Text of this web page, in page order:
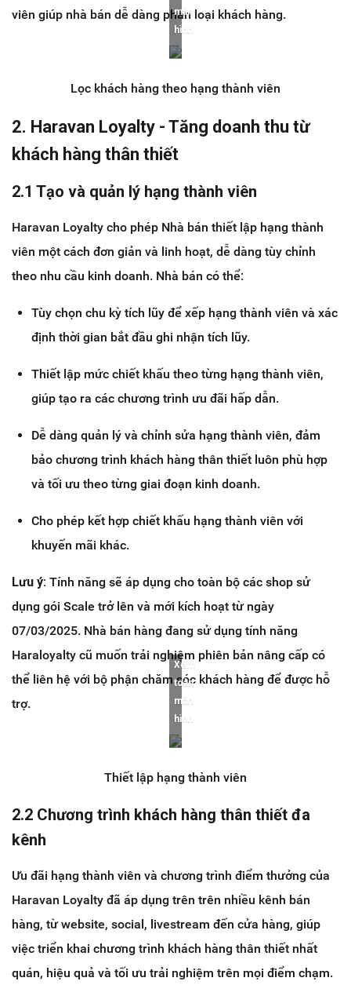
viên giúp nhà bán dễ dàng phân loại khách hàng.
màn
hình
Lọc khách hàng theo hạng thành viên
2. Haravan Loyalty - Tăng doanh thu từ
khách hàng thân thiết
2.1 Tạo và quản lý hạng thành viên
Haravan Loyalty cho phép Nhà bán thiết lập hạng thành
viên một cách đơn giản và linh hoạt, dễ dàng tùy chỉnh
theo nhu cầu kinh doanh. Nhà bán có thể:
Tùy chọn chu kỳ tích lũy để xếp hạng thành viên và xác
định thời gian bắt đầu ghi nhận tích lũy.
Thiết lập mức chiết khấu theo từng hạng thành viên,
giúp tạo ra các chương trình ưu đãi hấp dẫn.
Dễ dàng quản lý và chỉnh sửa hạng thành viên, đảm
bảo chương trình khách hàng thân thiết luôn phù hợp
và tối ưu theo từng giai đoạn kinh doanh.
Cho phép kết hợp chiết khấu hạng thành viên với
khuyến mãi khác.
Lưu ý: Tính năng sẽ áp dụng cho toàn bộ các shop sử
dụng gói Scale trở lên và mới kích hoạt từ ngày
07/03/2025. Nhà bán hàng đang sử dụng tính năng
Haraloyalty cũ muốn trải nghiệm phiên bản nâng cấp có
thể liên hệ với bộ phận chăm sóc khách hàng để được hỗ
trợ.
Xem
toàn
màn
hình
Thiết lập hạng thành viên
2.2 Chương trình khách hàng thân thiết đa
kênh
Ưu đãi hạng thành viên và chương trình điểm thưởng của
Haravan Loyalty đã áp dụng trên trên nhiều kênh bán
hàng, từ website, social, livestream đến cửa hàng, giúp
việc triển khai chương trình khách hàng thân thiết nhất
quán, hiệu quả và tối ưu trải nghiệm trên mọi điểm chạm.